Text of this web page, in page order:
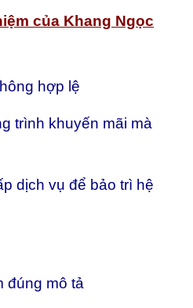
của Khang Ngọc
hợp lệ
trình khuyến mãi mà
dịch vụ để bảo trì hệ
đúng mô tả